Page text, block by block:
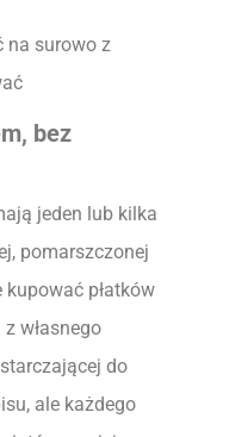
na surowo z
bez
jeden lub kilka
pomarszczonej
płatków
własnego
do
ale każdego